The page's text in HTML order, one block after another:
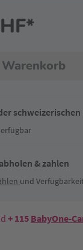
schweizerischen
& zahlen
und
+ 115 BabyOne-